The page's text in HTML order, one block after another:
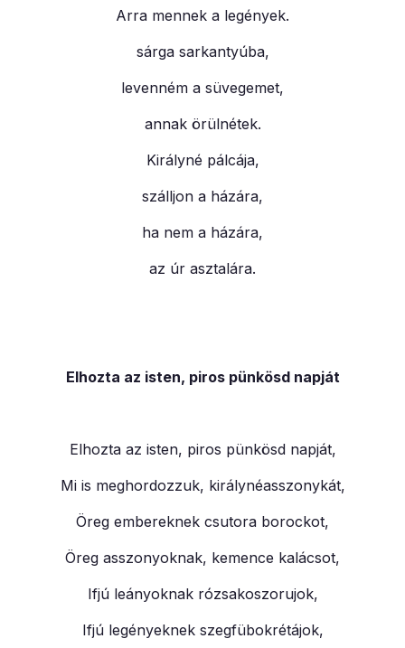
Arra mennek a legények.
sárga sarkantyúba,
levenném a süvegemet,
annak örülnétek.
Királyné pálcája,
szálljon a házára,
ha nem a házára,
az úr asztalára.
Elhozta az isten, piros pünkösd napját
Elhozta az isten, piros pünkösd napját,
Mi is meghordozzuk, királynéasszonykát,
Öreg embereknek csutora borockot,
Öreg asszonyoknak, kemence kalácsot,
Ifjú leányoknak rózsakoszorujok,
Ifjú legényeknek szegfübokrétájok,